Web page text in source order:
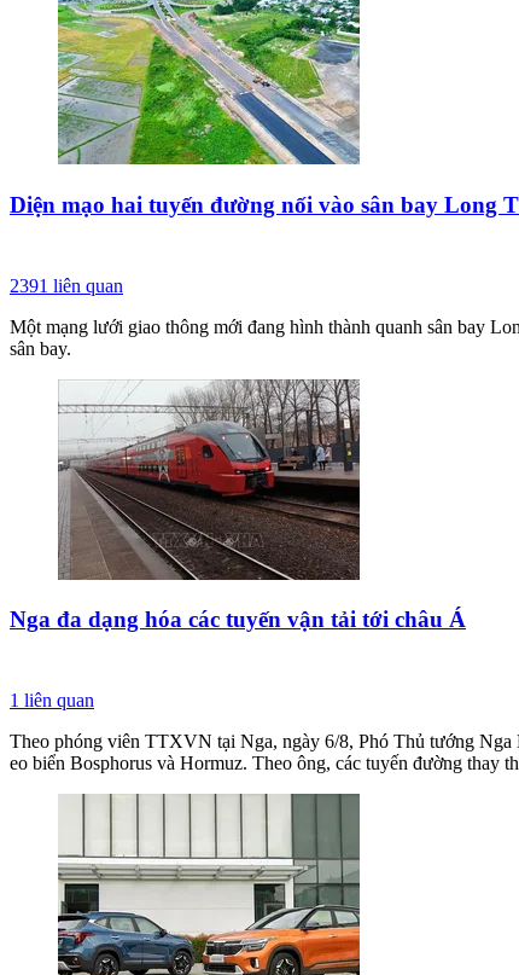
Diện mạo hai tuyến đường nối vào sân bay Long
2391 liên quan
Một mạng lưới giao thông mới đang hình thành quanh sân bay
sân bay.
Nga đa dạng hóa các tuyến vận tải tới châu Á
1 liên quan
Theo phóng viên TTXVN tại Nga, ngày 6/8, Phó Thủ tướng
eo biển Bosphorus và Hormuz. Theo ông, các tuyến đường thay